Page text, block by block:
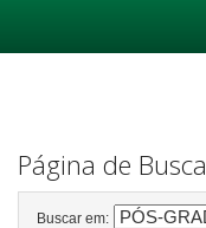
Página de Busca
Buscar em: